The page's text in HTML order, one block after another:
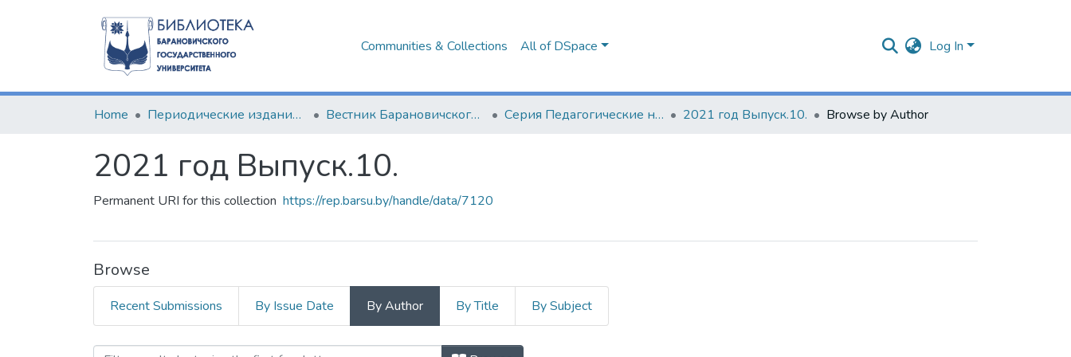
Communities & Collections All of DSpace Log In
Home Периодические издания БарГУ Вестник Барановичского государственного университета Серия Педагогические науки. Психологические науки. Филологические науки (литературоведение) 2021 год Выпуск.10. Browse by Author
2021 год Выпуск.10.
Permanent URI for this collection https://rep.barsu.by/handle/data/7120
Browse
Recent Submissions By Issue Date By Author By Title By Subject